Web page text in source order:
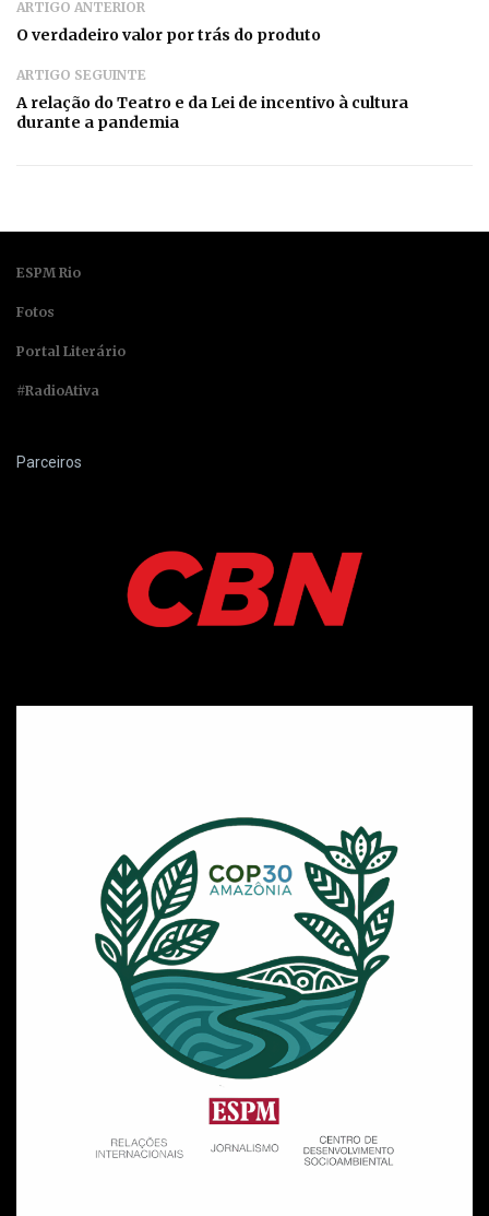
ARTIGO ANTERIOR
O verdadeiro valor por trás do produto
ARTIGO SEGUINTE
A relação do Teatro e da Lei de incentivo à cultura
durante a pandemia
ESPM Rio
Fotos
Portal Literário
#RadioAtiva
Parceiros